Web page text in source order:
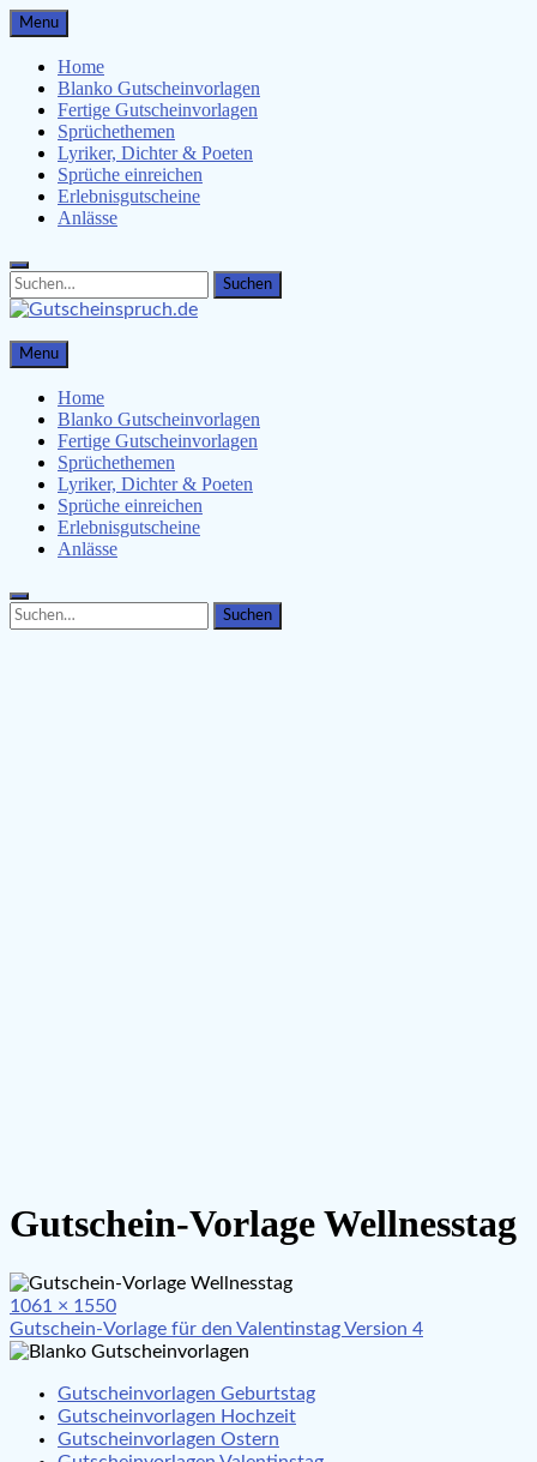
Skip
to
content
Menu
Home
Blanko Gutscheinvorlagen
Fertige Gutscheinvorlagen
Sprüchethemen
Lyriker, Dichter & Poeten
Sprüche einreichen
Erlebnisgutscheine
Anlässe
Search
for:
Search
Gutscheinspruch.de
Gutscheinsprüche & Gutscheinvorlagen finden
Menu
Home
Blanko Gutscheinvorlagen
Fertige Gutscheinvorlagen
Sprüchethemen
Lyriker, Dichter & Poeten
Sprüche einreichen
Erlebnisgutscheine
Anlässe
Search
for:
Search
Gutschein-Vorlage Wellnesstag
Full
size
1061 × 1550
Beitragsnavigation
Gutschein-Vorlage für den Valentinstag Version 4
Gutscheinvorlagen Geburtstag
Gutscheinvorlagen Hochzeit
Gutscheinvorlagen Ostern